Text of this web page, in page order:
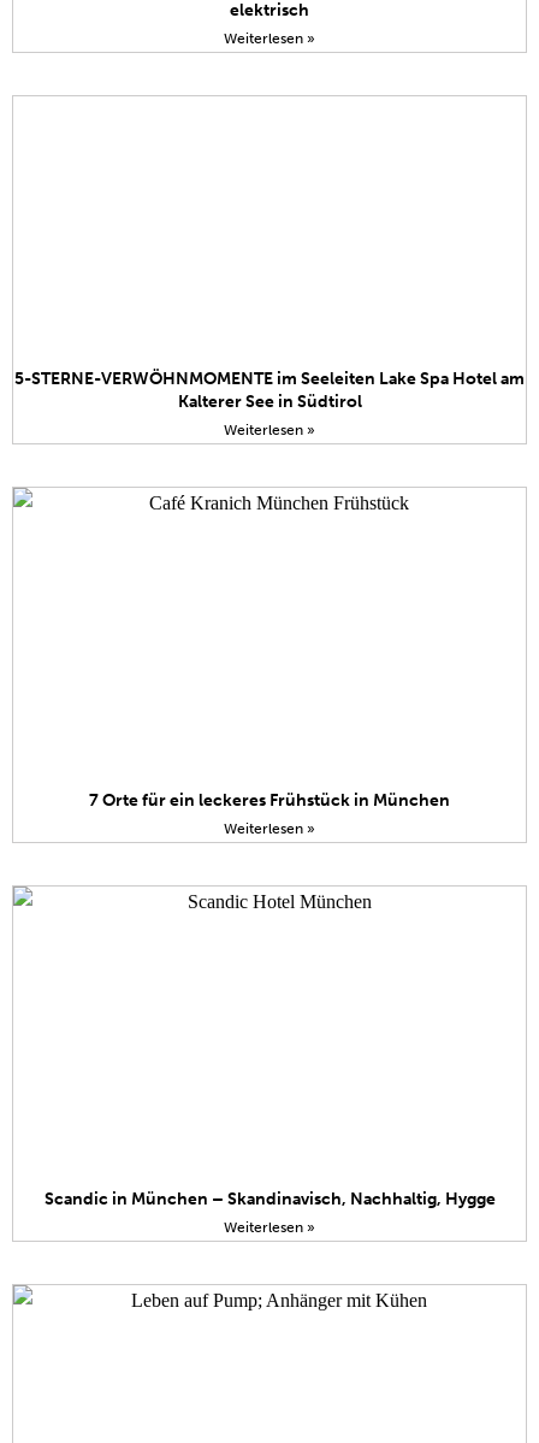
elektrisch
Weiterlesen »
5-STERNE-VERWÖHNMOMENTE im Seeleiten Lake Spa Hotel am
Kalterer See in Südtirol
Weiterlesen »
7 Orte für ein leckeres Frühstück in München
Weiterlesen »
Scandic in München – Skandinavisch, Nachhaltig, Hygge
Weiterlesen »